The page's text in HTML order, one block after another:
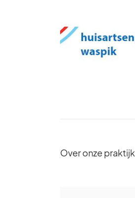
Over onze praktijk